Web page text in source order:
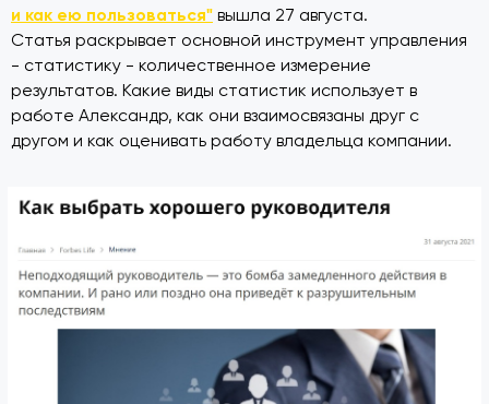
и как ею пользоваться" вышла 27 августа.
Статья раскрывает основной инструмент управления
- статистику - количественное измерение
результатов. Какие виды статистик использует в
работе Александр, как они взаимосвязаны друг с
другом и как оценивать работу владельца компании.